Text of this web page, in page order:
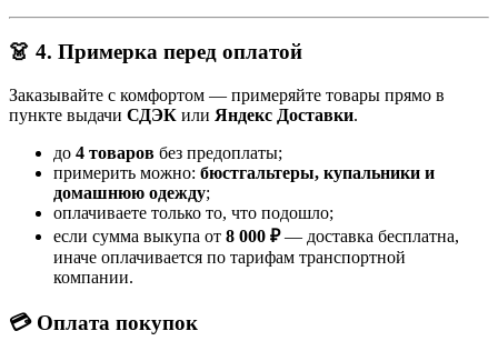
👗 4. Примерка перед оплатой
Заказывайте с комфортом — примеряйте товары прямо в
пункте выдачи СДЭК или Яндекс Доставки.
до 4 товаров без предоплаты;
примерить можно: бюстгальтеры, купальники и
домашнюю одежду;
оплачиваете только то, что подошло;
если сумма выкупа от 8 000 ₽— доставка бесплатна,
иначе оплачивается по тарифам транспортной
компании.
💳 Оплата покупок